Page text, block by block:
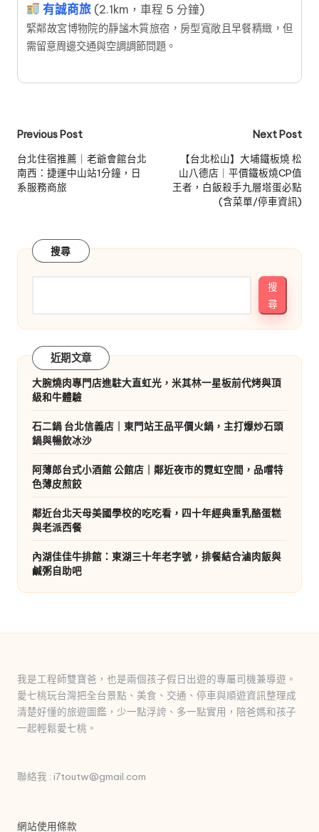
有誠商旅 (2.1km，車程 5 分鐘)
緊鄰故宮博物院的靜謐木質旅宿，房型寬敞且早餐精緻，但
需留意周邊交通與空調調節問題。
Post
navigation
Previous Post
台北住宿推薦｜老爺會館台北
南西：捷運中山站1分鐘，日
系服務商旅
Next Post
【台北松山】大埔鐵板燒 松
山八德店｜平價鐵板燒CP值
王者，白飯殺手九層塔蛋必點
(含菜單/停車資訊)
搜尋
搜
尋
近期文章
大腕燒肉專門店進駐大直虹光，米其林一星板前代烤與頂
級和牛體驗
石二鍋 台北信義店｜東門站王品平價火鍋，主打爆炒石頭
鍋與暢飲冰沙
阿薄郎台式小酒館 公館店｜鄰近夜市的霓虹空間，品嚐特
色薄皮煎餃
鄰近台北天母美國學校的吃吃看，四十年經典重乳酪蛋糕
與老派西餐
內湖佳佳牛排館：東湖三十年老字號，排餐結合滷肉飯與
鹹粥自助吧
我是工程師雙寶爸，也是兩個孩子假日出遊的專屬司機兼導遊。
愛七桃玩台灣把全台景點、美食、交通、停車與順遊資訊整理成
清楚好懂的旅遊圖鑑，少一點浮誇、多一點實用，陪爸媽和孩子
一起輕鬆愛七桃。
聯絡我 : i7toutw@gmail.com
網站使用條款